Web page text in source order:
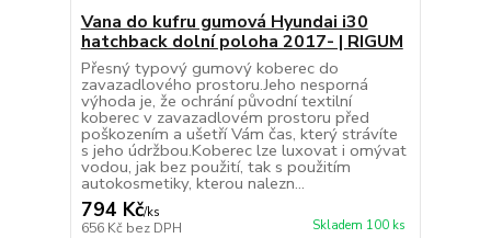
Vana do kufru gumová Hyundai i30
hatchback dolní poloha 2017- | RIGUM
Přesný typový gumový koberec do
zavazadlového prostoru.Jeho nesporná
výhoda je, že ochrání původní textilní
koberec v zavazadlovém prostoru před
poškozením a ušetří Vám čas, který strávíte
s jeho údržbou.Koberec lze luxovat i omývat
vodou, jak bez použití, tak s použitím
autokosmetiky, kterou nalezn...
794 Kč/ks
656 Kč bez DPH Skladem 100 ks